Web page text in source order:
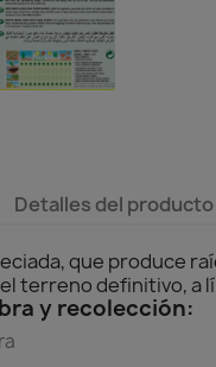
Detalles del producto
que produce
terreno definitivo, a
y recolección: